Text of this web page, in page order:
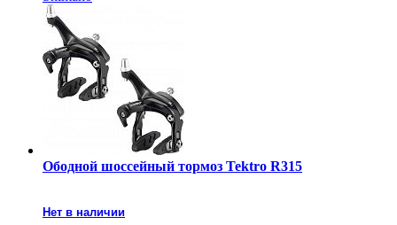
Ободной шоссейный тормоз Tektro R315
Нет в наличии